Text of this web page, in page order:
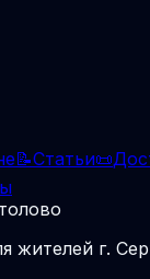
📝Статьи📜
жителей г.